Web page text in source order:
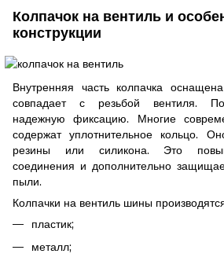
Колпачок на вентиль и
конструкции
Внутренняя часть колпачка
совпадает с резьбой вентиля.
надежную фиксацию. Многие
содержат уплотнительное кольцо.
резины или силикона. Это
соединения и дополнительно
пыли.
Колпачки на вентиль шины
пластик;
металл;